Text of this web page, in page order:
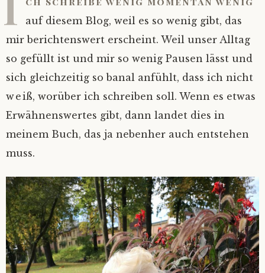
auf diesem Blog, weil es so wenig gibt, das
mir berichtenswert erscheint. Weil unser Alltag
so gefüllt ist und mir so wenig Pausen lässt und
sich gleichzeitig so banal anfühlt, dass ich nicht
weiß, worüber ich schreiben soll. Wenn es etwas
Erwähnenswertes gibt, dann landet dies in
meinem Buch, das ja nebenher auch entstehen
muss.